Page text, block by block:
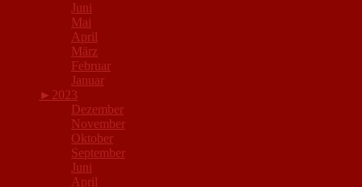
Juni
Mai
April
März
Februar
Januar
► 2023
Dezember
November
Oktober
September
Juni
April